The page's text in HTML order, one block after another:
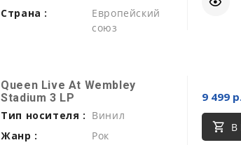
Страна :
Европейский
союз
Queen Live At Wembley
Stadium 3 LP
Тип носителя : Винил
Жанр :
Рок
9 499
В